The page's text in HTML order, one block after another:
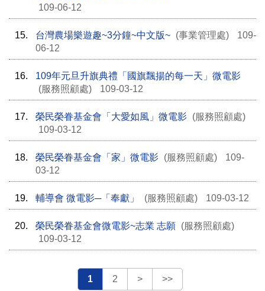
109-06-12
15. 台灣農場樂遊趣~3分鐘~中文版~ (事業管理處)
109-
06-12
16.
109年元旦升旗典禮「國旗飄揚的每一天」微電影
(服務照顧處)
109-03-12
17. 榮民榮眷基金會「大愛如風」微電影 (服務照顧處)
109-03-12
18. 榮民榮眷基金會「家」微電影 (服務照顧處)
109-
03-12
19. 輔導會 微電影─「奉獻」 (服務照顧處) 109-03-12
20. 榮民榮眷基金會微電影~志業 志願 (服務照顧處)
109-03-12
1 2 > >>